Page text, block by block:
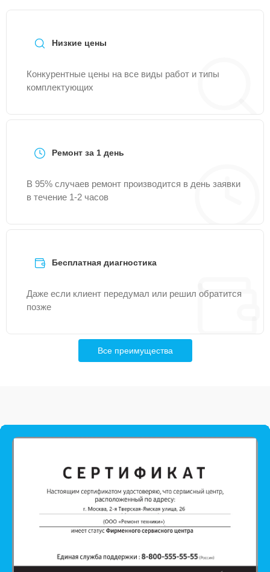
Низкие цены
Конкурентные цены на все виды работ и типы
комплектующих
Ремонт за 1 день
В 95% случаев ремонт производится в день заявки
в течение 1-2 часов
Бесплатная диагностика
Даже если клиент передумал или решил обратится
позже
Все преимущества